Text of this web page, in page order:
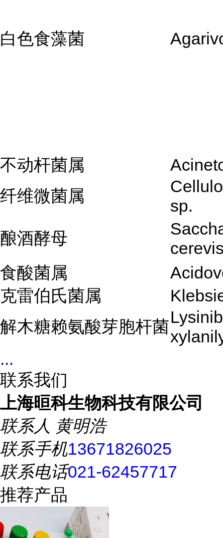
白色食藻菌
不动杆菌属
纤维微菌属
sp.
酿酒酵母
食酸菌属
克雷伯氏菌属
解木糖赖氨酸芽胞杆菌
...
联系我们
上海晅科生物科技有限公司
联系人 黄明浩
联系手机13671826025
联系电话021-62457717
推荐产品